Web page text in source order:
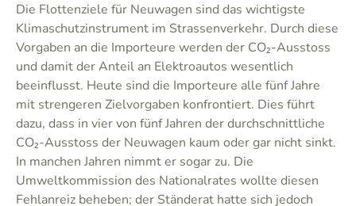
Die Flottenziele für Neuwagen sind das wichtigste
Klimaschutzinstrument im Strassenverkehr. Durch diese
Vorgaben an die Importeure werden der CO₂-Ausstoss
und damit der Anteil an Elektroautos wesentlich
beeinflusst. Heute sind die Importeure alle fünf Jahre
mit strengeren Zielvorgaben konfrontiert. Dies führt
dazu, dass in vier von fünf Jahren der durchschnittliche
CO₂-Ausstoss der Neuwagen kaum oder gar nicht sinkt.
In manchen Jahren nimmt er sogar zu. Die
Umweltkommission des Nationalrates wollte diesen
Fehlanreiz beheben; der Ständerat hatte sich jedoch